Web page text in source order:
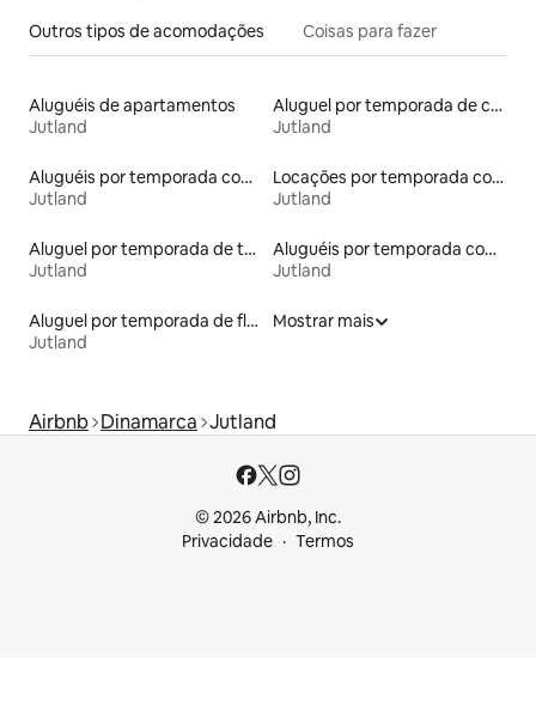
Outros tipos de acomodações Coisas para fazer
Aluguéis de apartamentos
Jutland
Aluguel por temporada de casas-barco
Jutland
Aluguéis por temporada com suítes privativas
Jutland
Locações por temporada com piscina
Jutland
Aluguel por temporada de tendas
Jutland
Aluguéis por temporada com acesso à praia
Jutland
Aluguel por temporada de flats
Jutland
Mostrar mais
Airbnb Dinamarca Jutland
© 2026 Airbnb, Inc.
Privacidade
Termos